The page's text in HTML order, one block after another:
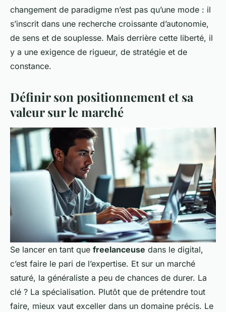
changement de paradigme n’est pas qu’une mode : il
s’inscrit dans une recherche croissante d’autonomie,
de sens et de souplesse. Mais derrière cette liberté, il
y a une exigence de rigueur, de stratégie et de
constance.
Définir son positionnement et sa
valeur sur le marché
Se lancer en tant que freelanceuse dans le digital,
c’est faire le pari de l’expertise. Et sur un marché
saturé, la généraliste a peu de chances de durer. La
clé ? La spécialisation. Plutôt que de prétendre tout
faire, mieux vaut exceller dans un domaine précis. Le